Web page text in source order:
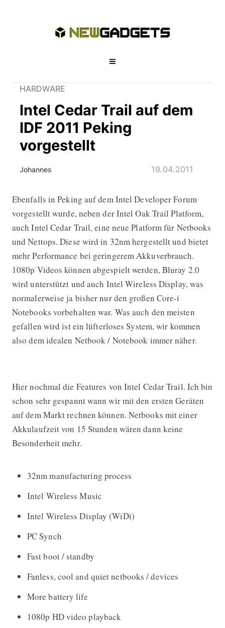
HARDWARE
Intel Cedar Trail auf dem
IDF 2011 Peking
vorgestellt
Johannes 19.04.2011
Intel Cedar Trail auf dem IDF 2011
Ebenfalls in Peking auf dem Intel Developer Forum
vorgestellt wurde, neben der Intel Oak Trail Platform,
auch Intel Cedar Trail, eine neue Platform für Netbooks
und Nettops. Diese wird in 32nm hergestellt und bietet
mehr Performance bei geringerem Akkuverbrauch.
1080p Videos können abgespielt werden, Bluray 2.0
wird unterstützt und auch Intel Wireless Display, was
normalerweise ja bisher nur den großen Core-i
Notebooks vorbehalten war. Was auch den meisten
gefallen wird ist ein lüfterloses System, wir kommen
also dem idealen Netbook / Notebook immer näher.
Hier nochmal die Features von Intel Cedar Trail. Ich bin
schon sehr gespannt wann wir mit den ersten Geräten
auf dem Markt rechnen können. Netbooks mit einer
Akkulaufzeit von 15 Stunden wären dann keine
Besonderheit mehr.
32nm manufacturing process
Intel Wireless Music
Intel Wireless Display (WiDi)
PC Synch
Fast boot / standby
Fanless, cool and quiet netbooks / devices
More battery life
1080p HD video playback